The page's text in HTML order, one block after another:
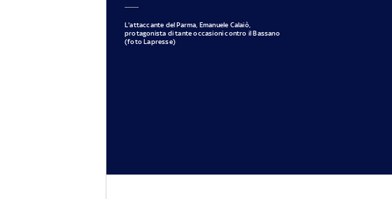
L'attaccante del Parma, Emanuele Calaiò,
protagonista di tante occasioni contro il Bassano
(foto Lapresse)